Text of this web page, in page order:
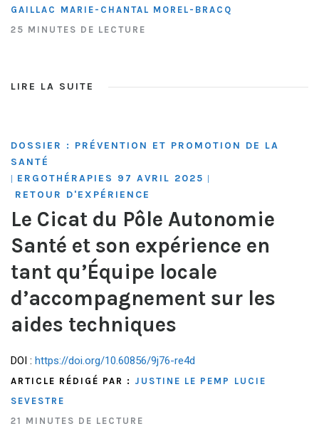
GAILLAC
MARIE-CHANTAL MOREL-BRACQ
25 MINUTES DE LECTURE
LIRE LA SUITE
DOSSIER : PRÉVENTION ET PROMOTION DE LA
SANTÉ
ERGOTHÉRAPIES 97 AVRIL 2025
RETOUR D'EXPÉRIENCE
Le Cicat du Pôle Autonomie
Santé et son expérience en
tant qu’Équipe locale
d’accompagnement sur les
aides techniques
DOI : https://doi.org/10.60856/9j76-re4d
ARTICLE RÉDIGÉ PAR : JUSTINE LE PEMP
LUCIE
SEVESTRE
21 MINUTES DE LECTURE